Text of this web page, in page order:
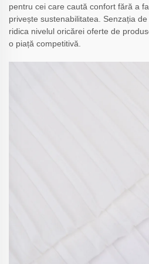
pentru cei care caută confort fără a
privește sustenabilitatea. Senzația
ridica nivelul oricărei oferte de
o piață competitivă.